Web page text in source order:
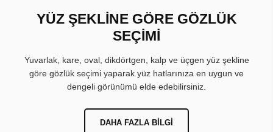
YÜZ ŞEKLİNE GÖRE GÖZLÜK
SEÇİMİ
Yuvarlak, kare, oval, dikdörtgen, kalp ve üçgen yüz şekline
göre gözlük seçimi yaparak yüz hatlarınıza en uygun ve
dengeli görünümü elde edebilirsiniz.
DAHA FAZLA BILGI